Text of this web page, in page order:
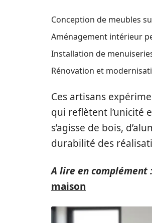
Conception de meubles
Aménagement intérieur
Installation de
Rénovation et
Ces artisans
qui reflètent l’unicité
s’agisse de bois,
durabilité des
A lire en complément :
maison